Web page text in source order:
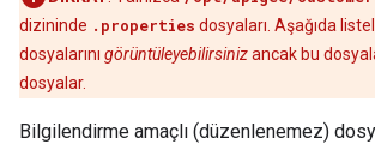
dizininde .properties dosyaları. Aşağıda
dosyalarını görüntüleyebilirsinizancak bu
dosyalar.
Bilgilendirme amaçlı (düzenlenemez)